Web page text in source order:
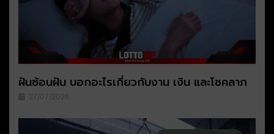
ฝันซ้อนฝัน บอกอะไรเกี่ยวกับงาน เงิน และโชคลาภ
27/07/2026